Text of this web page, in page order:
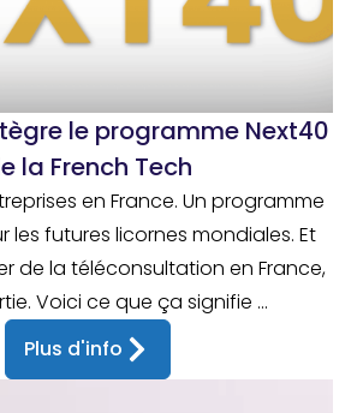
le programme Next40
la French Tech
en France. Un programme
les futures licornes mondiales. Et
de la téléconsultation en France,
Voici ce que ça signifie ...
Plus d'info